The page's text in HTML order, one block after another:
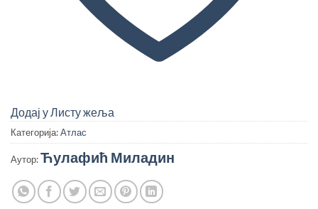
Додај у Листу жеља
Категорија:Атлас
Аутор:Ћулафић Миладин